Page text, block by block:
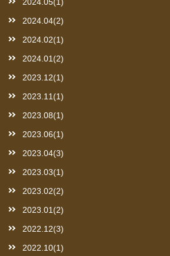
2024.05(1)
2024.04(2)
2024.02(1)
2024.01(2)
2023.12(1)
2023.11(1)
2023.08(1)
2023.06(1)
2023.04(3)
2023.03(1)
2023.02(2)
2023.01(2)
2022.12(3)
2022.10(1)